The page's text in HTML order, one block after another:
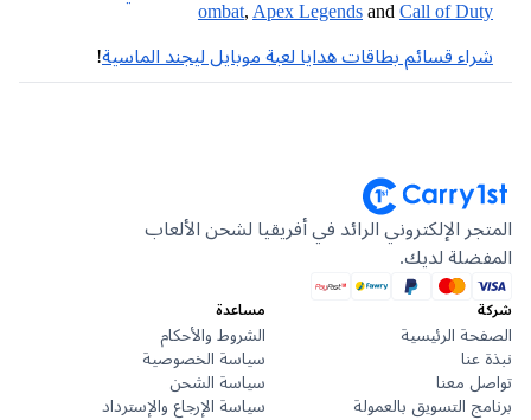
ombat,Apex LegendsandCall of
قسائم بطاقات هدايا لعبة موبايل ليجند الماسية!
الإلكتروني الرائد في أفريقيا لشحن الألعاب
لديك.
الرئيسية
معنا
التسويق بالعمولة
مساعدة
الشروط والأحكام
سياسة الخصوصية
سياسة الشحن
سياسة الإرجاع والإسترداد